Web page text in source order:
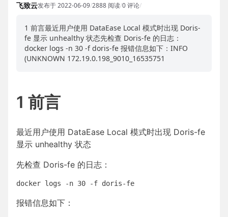
飞致云发布于 2022-06-09/2888 阅读/0 评论/
1 前言最近用户使用 DataEase Local 模式时出现 Doris-
fe 显示 unhealthy 状态先检查 Doris-fe 的日志：
docker logs -n 30 -f doris-fe 报错信息如下：INFO
(UNKNOWN 172.19.0.198_9010_16535751
1 前言
最近用户使用 DataEase Local 模式时出现 Doris-fe
显示 unhealthy 状态
先检查 Doris-fe 的日志：
报错信息如下：